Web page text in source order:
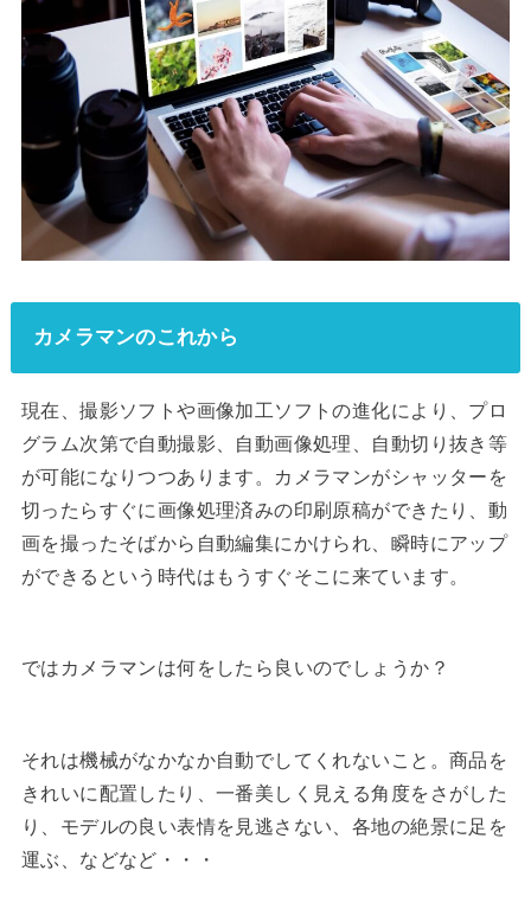
カメラマンのこれから
現在、撮影ソフトや画像加工ソフトの進化により、プロ
グラム次第で自動撮影、自動画像処理、自動切り抜き等
が可能になりつつあります。カメラマンがシャッターを
切ったらすぐに画像処理済みの印刷原稿ができたり、動
画を撮ったそばから自動編集にかけられ、瞬時にアップ
ができるという時代はもうすぐそこに来ています。
ではカメラマンは何をしたら良いのでしょうか？
それは機械がなかなか自動でしてくれないこと。商品を
きれいに配置したり、一番美しく見える角度をさがした
り、モデルの良い表情を見逃さない、各地の絶景に足を
運ぶ、などなど・・・